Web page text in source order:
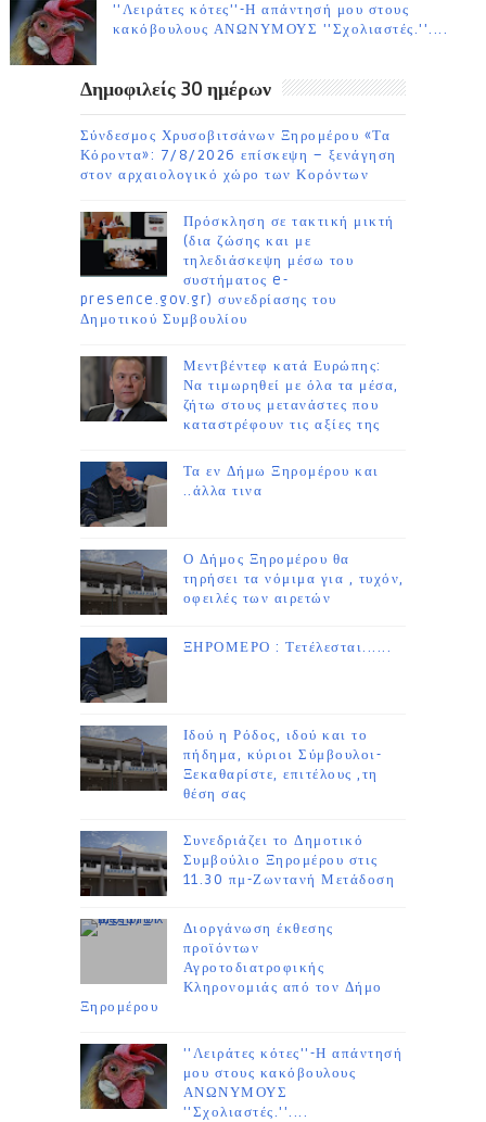
''Λειράτες κότες''-Η απάντησή μου στους
κακόβουλους ΑΝΩΝΥΜΟΥΣ ''Σχολιαστές.''....
Δημοφιλείς 30 ημέρων
Σύνδεσμος Χρυσοβιτσάνων Ξηρομέρου «Τα
Κόροντα»: 7/8/2026 επίσκεψη – ξενάγηση
στον αρχαιολογικό χώρο των Κορόντων
Πρόσκληση σε τακτική μικτή
(δια ζώσης και με
τηλεδιάσκεψη μέσω του
συστήματος e-
presence.gov.gr) συνεδρίασης του
Δημοτικού Συμβουλίου
Μεντβέντεφ κατά Ευρώπης:
Να τιμωρηθεί με όλα τα μέσα,
ζήτω στους μετανάστες που
καταστρέφουν τις αξίες της
Τα εν Δήμω Ξηρομέρου και
..άλλα τινα
Ο Δήμος Ξηρομέρου θα
τηρήσει τα νόμιμα για , τυχόν,
οφειλές των αιρετών
ΞΗΡΟΜΕΡΟ : Τετέλεσται......
Ιδού η Ρόδος, ιδού και το
πήδημα, κύριοι Σύμβουλοι-
Ξεκαθαρίστε, επιτέλους ,τη
θέση σας
Συνεδριάζει το Δημοτικό
Συμβούλιο Ξηρομέρου στις
11.30 πμ-Ζωντανή Μετάδοση
Διοργάνωση έκθεσης
προϊόντων
Αγροτοδιατροφικής
Κληρονομιάς από τον Δήμο
Ξηρομέρου
''Λειράτες κότες''-Η απάντησή
μου στους κακόβουλους
ΑΝΩΝΥΜΟΥΣ
''Σχολιαστές.''....